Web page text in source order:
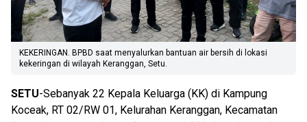
KEKERINGAN. BPBD saat menyalurkan bantuan air bersih di lokasi
kekeringan di wilayah Keranggan, Setu.
SETU-Sebanyak 22 Kepala Keluarga (KK) di Kampung
Koceak, RT 02/RW 01, Kelurahan Keranggan, Kecamatan